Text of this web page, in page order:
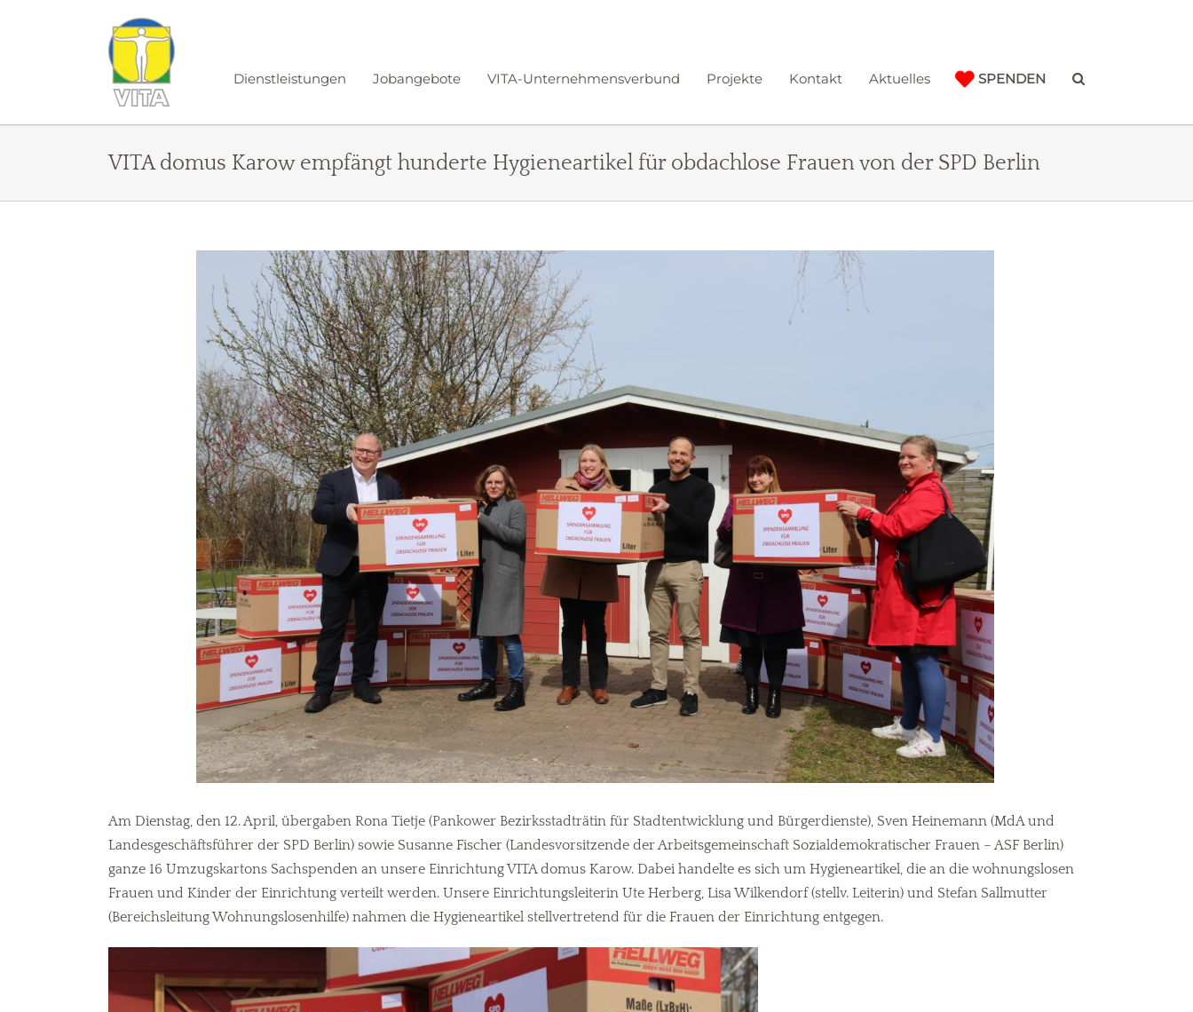
Dienstleistungen Jobangebote VITA-Unternehmensverbund Projekte Kontakt Aktuelles SPENDEN
VITA domus Karow empfängt hunderte Hygieneartikel für obdachlose Frauen von der SPD Berlin
grösseres
Bild
Am Dienstag, den 12. April, übergaben Rona Tietje (Pankower Bezirksstadträtin für Stadtentwicklung und Bürgerdienste), Sven Heinemann (MdA und
Landesgeschäftsführer der SPD Berlin) sowie Susanne Fischer (Landesvorsitzende der Arbeitsgemeinschaft Sozialdemokratischer Frauen – ASF Berlin)
ganze 16 Umzugskartons Sachspenden an unsere Einrichtung VITA domus Karow. Dabei handelte es sich um Hygieneartikel, die an die wohnungslosen
Frauen und Kinder der Einrichtung verteilt werden. Unsere Einrichtungsleiterin Ute Herberg, Lisa Wilkendorf (stellv. Leiterin) und Stefan Sallmutter
(Bereichsleitung Wohnungslosenhilfe) nahmen die Hygieneartikel stellvertretend für die Frauen der Einrichtung entgegen.